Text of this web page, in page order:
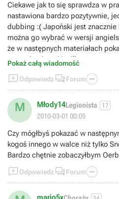
Ciekawe jak to się sprawdza w
nastawiona bardzo pozytywnie,
dubbing :( Japoński jest znacznie
można go wybrać w wersji
że w następnych materiałach
postaciami np. Vanille.
Pokaż całą wiadomość
Odpowiedz  Forum 
M Młody14Legionista 17
2010-03-01 00:05
Czy mógłbyś pokazać w
kogoś innego w walce niż tylko
Bardzo chętnie zobaczyłbym
Odpowiedz  Forum 